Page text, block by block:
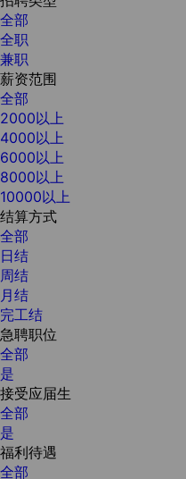
全部
全职
兼职
薪资范围
全部
2000以上
4000以上
6000以上
8000以上
10000以上
结算方式
全部
日结
周结
月结
完工结
急聘职位
全部
是
接受应届生
全部
是
福利待遇
全部